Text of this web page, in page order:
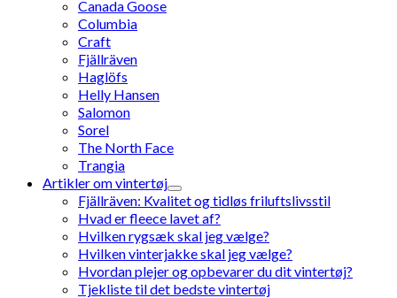
Canada Goose
Columbia
Craft
Fjällräven
Haglöfs
Helly Hansen
Salomon
Sorel
The North Face
Trangia
Artikler om vintertøj
Fjällräven: Kvalitet og tidløs friluftslivsstil
Hvad er fleece lavet af?
Hvilken rygsæk skal jeg vælge?
Hvilken vinterjakke skal jeg vælge?
Hvordan plejer og opbevarer du dit vintertøj?
Tjekliste til det bedste vintertøj